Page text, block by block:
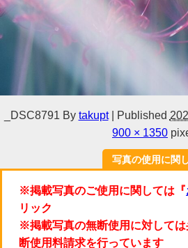
_DSC8791 By takupt Published
900 × 1350
写真の使用に関
※掲載写真のご使用に関しては『
リック
※掲載写真の無断使用に対して
断使用料請求を行っています